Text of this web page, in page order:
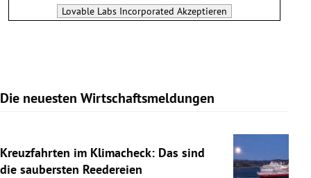
Lovable Labs Incorporated Akzeptieren
Die neuesten Wirtschaftsmeldungen
Kreuzfahrten im Klimacheck: Das sind
die saubersten Reedereien